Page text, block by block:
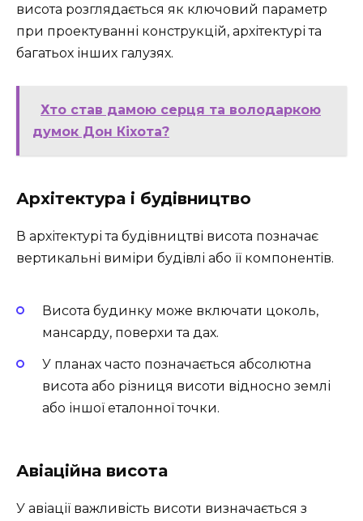
висота розглядається як ключовий параметр
при проектуванні конструкцій, архітектурі та
багатьох інших галузях.
Хто став дамою серця та володаркою
думок Дон Кіхота?
Архітектура і будівництво
В архітектурі та будівництві висота позначає
вертикальні виміри будівлі або її компонентів.
Висота будинку може включати цоколь,
мансарду, поверхи та дах.
У планах часто позначається абсолютна
висота або різниця висоти відносно землі
або іншої еталонної точки.
Авіаційна висота
У авіації важливість висоти визначається з